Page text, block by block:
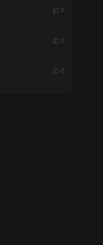
0
0
0